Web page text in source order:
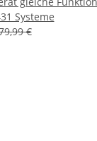
Systeme
€